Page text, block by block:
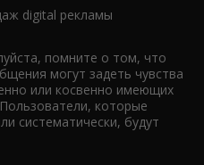
digital рекламы
помните о том, что
могут задеть чувства
или косвенно имеющих
которые
систематически, будут